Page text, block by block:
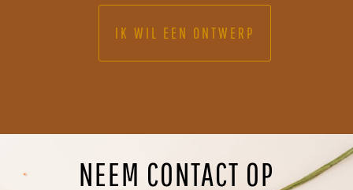
IK WIL EEN ONTWERP
NEEM CONTACT OP